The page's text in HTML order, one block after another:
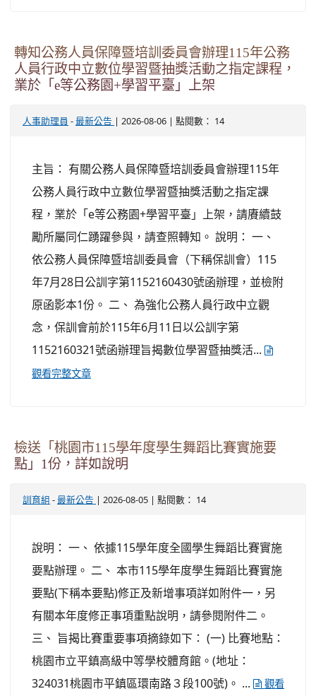
轉知公務人員保障暨培訓委員會辦理115年公務
人員行政中立數位學習暨抽獎活動之指定課程，
業於「e等公務園+學習平臺」上架
人事助理員 - 最新公告 | 2026-08-06 | 點閱數： 14
主旨： 有關公務人員保障暨培訓委員會辦理115年
公務人員行政中立數位學習暨抽獎活動之指定課
程，業於「e等公務園+學習平臺」上架，請賡續鼓
勵所屬同仁踴躍參與，請查照轉知。 說明： 一、
依公務人員保障暨培訓委員會（下稱保訓會）115
年7月28日公訓字第1152160430號函辦理，並檢附
原函影本1份。 二、 為強化公務人員行政中立觀
念，保訓會前於115年6月11日以公訓字第
1152160321號函辦理旨揭數位學習暨抽獎活...
觀看完整文章
檢送「桃園市115學年度學生舞蹈比賽實施要
點」1份，詳如說明
訓育組 - 最新公告 | 2026-08-05 | 點閱數： 14
說明： 一、 依據115學年度全國學生舞蹈比賽實施
要點辦理。 二、 本市115學年度學生舞蹈比賽實施
要點(下稱本要點)修正及新增事項詳如附件一，另
有關本年度修正事項重點說明，請參閱附件二。
三、 旨揭比賽重要事項摘錄如下： (一) 比賽地點：
桃園市立平鎮高級中等學校體育館。(地址：
324031桃園市平鎮區環南路３段100號)。 ...
觀看